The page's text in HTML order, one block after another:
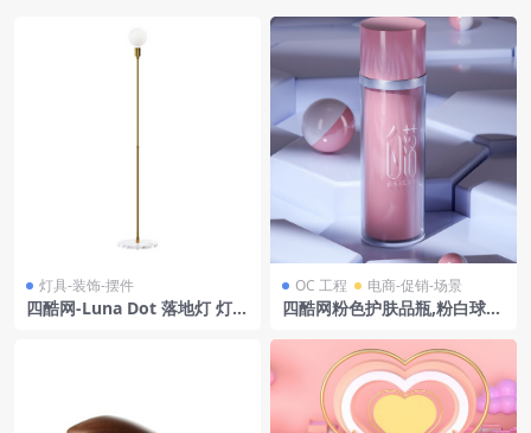
灯具-装饰-摆件
四酷网-Luna Dot 落地灯 灯具
OC 工程 电商-促销-场景
四酷网粉色护肤品瓶,粉白球体